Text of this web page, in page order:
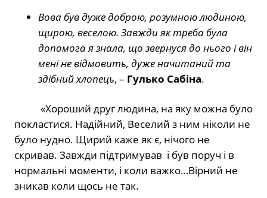
Вова був дуже доброю, розумною людиною,
щирою, веселою. Завжди як треба була
допомога я знала, що звернуся до нього і він
мені не відмовить, дуже начитаний та
здібний хлопець, – Гулько Сабіна.
«Хороший друг людина, на яку можна було
покластися. Надійний, Веселий з ним ніколи не
було нудно. Щирий каже як є, нічого не
скривав. Завжди підтримував і був поруч і в
нормальні моменти, і коли важко…Вірний не
зникав коли щось не так.